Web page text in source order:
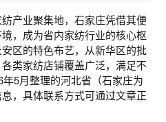
产业聚集地，石家庄凭借其便
，成为省内家纺行业的核心枢
区的特色布艺，从新华区的批
类家纺店铺覆盖广泛，满足不
5月整理的河北省（石家庄为
，具体联系方式可通过文章正